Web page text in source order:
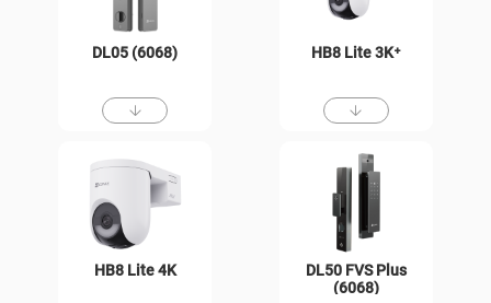
DL05 (6068) HB8 Lite 3K⁺
HB8 Lite 4K
DL50 FVS Plus
(6068)